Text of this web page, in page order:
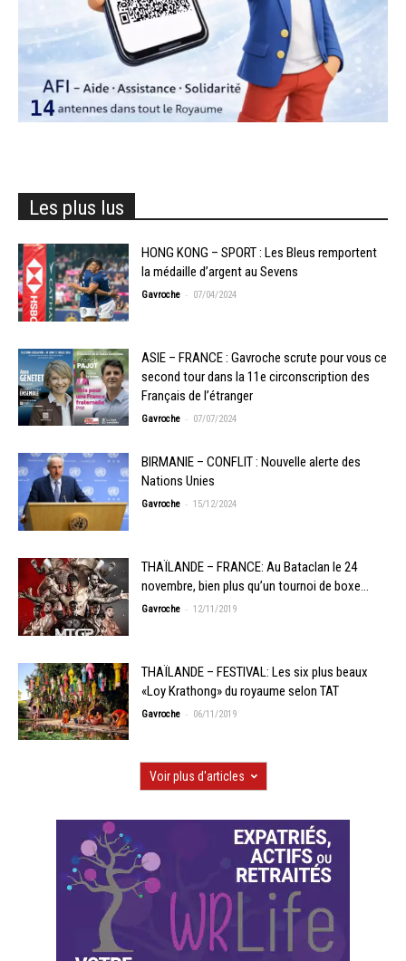
Les plus lus
HONG KONG – SPORT : Les Bleus remportent
la médaille d’argent au Sevens
Gavroche - 07/04/2024
ASIE – FRANCE : Gavroche scrute pour vous ce
second tour dans la 11e circonscription des
Français de l’étranger
Gavroche - 07/07/2024
BIRMANIE – CONFLIT : Nouvelle alerte des
Nations Unies
Gavroche - 15/12/2024
THAÏLANDE – FRANCE: Au Bataclan le 24
novembre, bien plus qu’un tournoi de boxe…
Gavroche - 12/11/2019
THAÏLANDE – FESTIVAL: Les six plus beaux
«Loy Krathong» du royaume selon TAT
Gavroche - 06/11/2019
Voir plus d'articles